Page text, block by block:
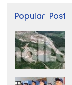
Popular Post